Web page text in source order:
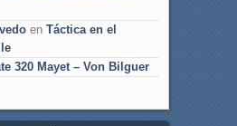
en Táctica en el
320 Mayet – Von Bilguer